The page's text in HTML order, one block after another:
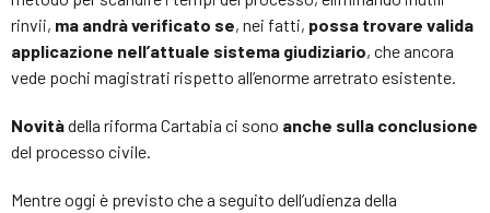
rinvii, ma andrà verificato se, nei fatti, possa trovare valida
applicazione nell’attuale sistema giudiziario, che ancora
vede pochi magistrati rispetto all’enorme arretrato esistente.
Novitàdella riforma Cartabia ci sono anche sulla conclusione
del processo civile.
Mentre oggi è previsto che a seguito dell’udienza della